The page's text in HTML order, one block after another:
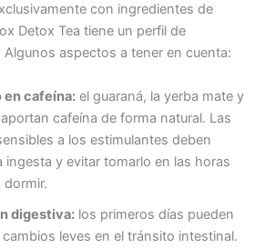
con ingredientes de
Detox Tea tiene un perfil de
aspectos a tener en cuenta:
cafeína:el guaraná, la yerba mate y
cafeína de forma natural. Las
a los estimulantes deben
ingesta y evitar tomarlo en las horas
dormir.
digestiva:los primeros días pueden
leves en el tránsito intestinal.